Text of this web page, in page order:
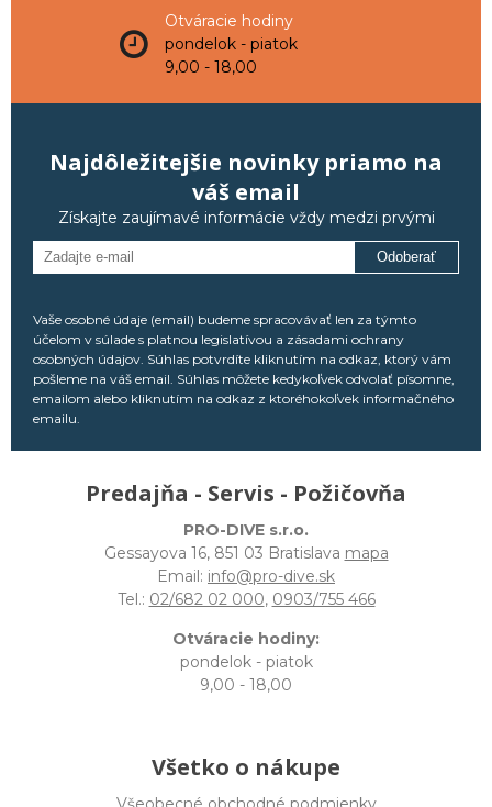
Otváracie hodiny
pondelok - piatok
9,00 - 18,00
Najdôležitejšie novinky priamo na
váš email
Získajte zaujímavé informácie vždy medzi prvými
Odoberať
Vaše osobné údaje (email) budeme spracovávať len za týmto
účelom v súlade s platnou legislatívou a zásadami ochrany
osobných údajov. Súhlas potvrdíte kliknutím na odkaz, ktorý vám
pošleme na váš email. Súhlas môžete kedykoľvek odvolať písomne,
emailom alebo kliknutím na odkaz z ktoréhokoľvek informačného
emailu.
Predajňa - Servis - Požičovňa
PRO-DIVE s.r.o.
Gessayova 16, 851 03 Bratislava mapa
Email: info@pro-dive.sk
Tel.: 02/682 02 000, 0903/755 466
Otváracie hodiny:
pondelok - piatok
9,00 - 18,00
Všetko o nákupe